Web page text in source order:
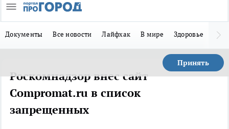
Документы Все новости Лайфхак В мире Здоровье
Принять
Роскомнадзор внес сайт
Compromat.ru в список
запрещенных